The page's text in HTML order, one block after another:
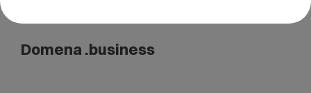
Domena .business